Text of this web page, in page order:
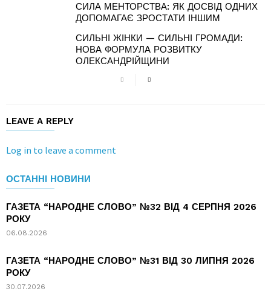
СИЛА МЕНТОРСТВА: ЯК ДОСВІД ОДНИХ
ДОПОМАГАЄ ЗРОСТАТИ ІНШИМ
СИЛЬНІ ЖІНКИ — СИЛЬНІ ГРОМАДИ:
НОВА ФОРМУЛА РОЗВИТКУ
ОЛЕКСАНДРІЙЩИНИ
LEAVE A REPLY
Log in to leave a comment
ОСТАННІ НОВИНИ
ГАЗЕТА “НАРОДНЕ СЛОВО” №32 ВІД 4 СЕРПНЯ 2026
РОКУ
06.08.2026
ГАЗЕТА “НАРОДНЕ СЛОВО” №31 ВІД 30 ЛИПНЯ 2026
РОКУ
30.07.2026